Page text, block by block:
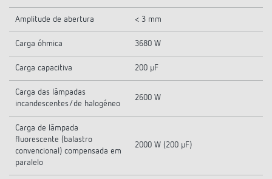
Amplitude de abertura < 3 mm
Carga óhmica 3680 W
Carga capacitiva 200 µF
Carga das lâmpadas
incandescentes/de halogéneo
2600 W
Carga de lâmpada
fluorescente (balastro
convencional) compensada em
paralelo
2000 W (200 µF)